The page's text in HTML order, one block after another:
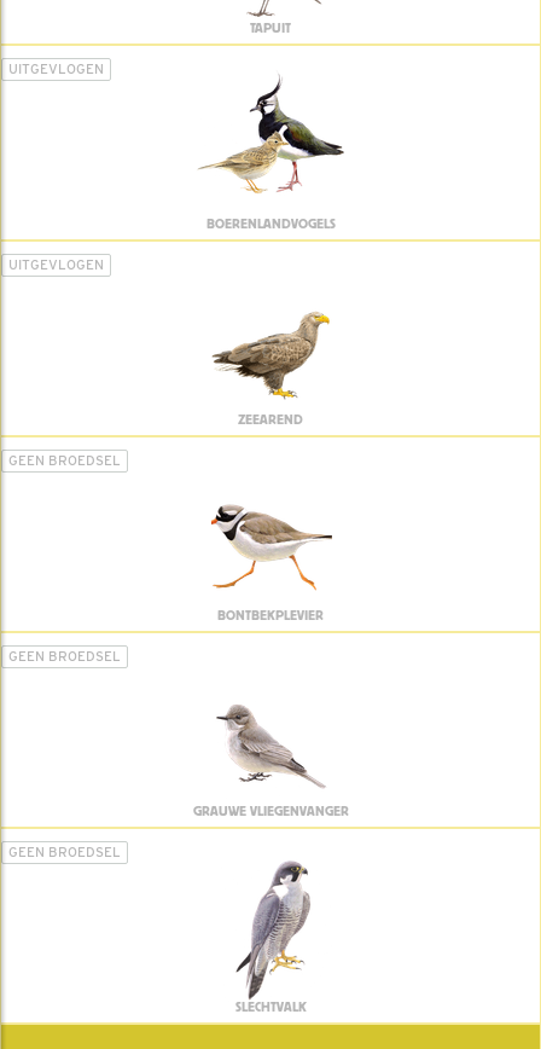
TAPUIT
UITGEVLOGEN
BOERENLANDVOGELS
UITGEVLOGEN
ZEEAREND
GEEN BROEDSEL
BONTBEKPLEVIER
GEEN BROEDSEL
GRAUWE VLIEGENVANGER
GEEN BROEDSEL
SLECHTVALK